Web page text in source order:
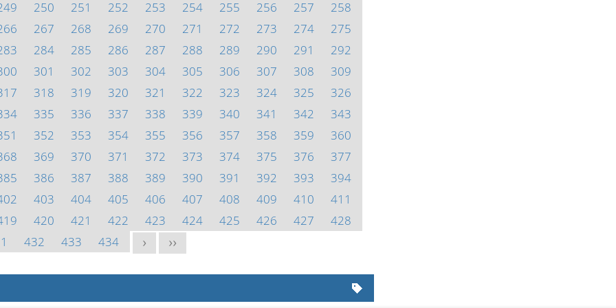
250 251 252 253 254 255 256 257
258
267 268 269 270 271 272 273 274
275
284 285 286 287 288 289 290 291
292
301 302 303 304 305 306 307 308
309
318 319 320 321 322 323 324 325
326
335 336 337 338 339 340 341 342
343
352 353 354 355 356 357 358 359
360
369 370 371 372 373 374 375 376
377
386 387 388 389 390 391 392 393
394
403 404 405 406 407 408 409 410
411
420 421 422 423 424 425 426 427
428
432 433 434 > >>